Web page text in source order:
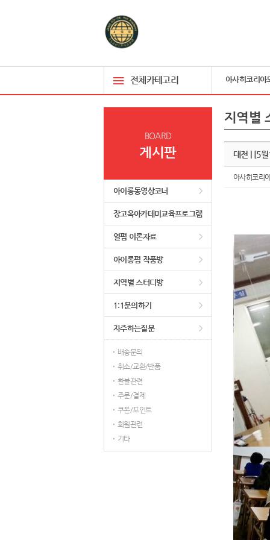
전체카테고리 아사히코리아
BOARD
게시판
아이롱동영상코너
장고옥아카데미교육프로그램
열펌 이론자료
아이롱펌 작품방
지역별 스터디방
1:1문의하기
자주하는질문
배송문의
취소/교환/반품
환불관련
주문/결제
쿠폰/포인트
회원관련
기타
지역별
대전 | [5
아사히코리